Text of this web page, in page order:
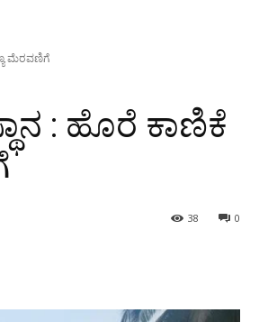
ಮೆರವಣಿಗೆ
: ಹೊರೆ ಕಾಣಿಕೆ
0
38